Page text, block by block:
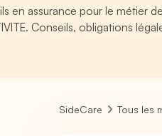
en assurance pour le métier
Conseils, obligations
SideCare Tous les